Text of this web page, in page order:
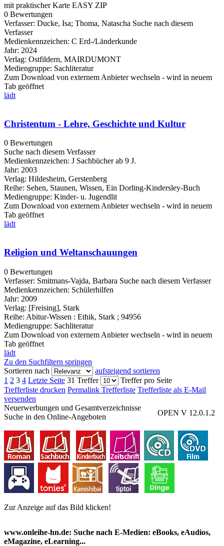
mit praktischer Karte EASY ZIP
0 Bewertungen
Verfasser: Ducke, Isa; Thoma, Natascha Suche nach diesem
Verfasser
Medienkennzeichen: C Erd-/Länderkunde
Jahr: 2024
Verlag: Ostfildern, MAIRDUMONT
Mediengruppe: Sachliteratur
Zum Download von externem Anbieter wechseln - wird in neuem
Tab geöffnet
lädt
Christentum - Lehre, Geschichte und Kultur
0 Bewertungen
Suche nach diesem Verfasser
Medienkennzeichen: J Sachbücher ab 9 J.
Jahr: 2003
Verlag: Hildesheim, Gerstenberg
Reihe: Sehen, Staunen, Wissen, Ein Dorling-Kindersley-Buch
Mediengruppe: Kinder- u. Jugendlit
Zum Download von externem Anbieter wechseln - wird in neuem
Tab geöffnet
lädt
Religion und Weltanschauungen
0 Bewertungen
Verfasser: Smitmans-Vajda, Barbara Suche nach diesem Verfasser
Medienkennzeichen: Schülerhilfen
Jahr: 2009
Verlag: [Freising], Stark
Reihe: Abitur-Wissen : Ethik, Stark ; 94956
Mediengruppe: Sachliteratur
Zum Download von externem Anbieter wechseln - wird in neuem
Tab geöffnet
lädt
Zu den Suchfiltern springen
Sortieren nach
aufsteigend sortieren
1 2 3 4 Letzte Seite 31 Treffer
Treffer pro Seite
Trefferliste drucken Permalink Trefferliste Trefferliste als E-Mail
versenden
OPEN V 12.0.1.2
Neuerwerbungen und Gesamtverzeichnisse
Zur Anzeige auf das Bild klicken!
Suche in den Online-Angeboten
www.onleihe-hn.de: Suche nach E-Medien: eBooks, eAudios,
eMagazine, eLearning...